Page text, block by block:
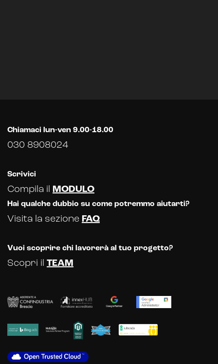
Chiamaci lun-ven 9.00-18.00
030 8908024
Scrivici
Compila il MODULO
Hai qualche dubbio su come potremmo aiutarti?
Visita la sezione FAQ
Vuoi scoprire chi lavorerà al tuo progetto?
Scopri il TEAM